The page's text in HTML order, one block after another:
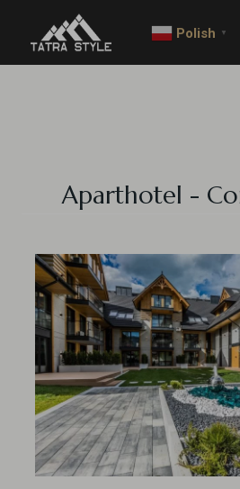
Polish ▼
Aparthotel -